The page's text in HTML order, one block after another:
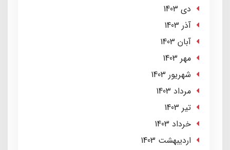
دی 1403
آذر 1403
آبان 1403
مهر 1403
شهریور 1403
مرداد 1403
تير 1403
خرداد 1403
ارديبهشت 1403